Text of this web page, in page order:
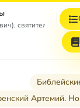
святитель
Артемий.